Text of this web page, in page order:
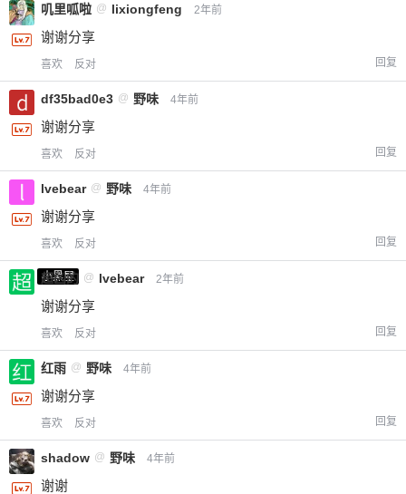
2 元 5 元 10 元
¥
叽里呱啦 @ lixiongfeng 2年前
谢谢分享
喜欢 反对 回复
df35bad0e3 @ 野味 4年前
谢谢分享
喜欢 反对 回复
lvebear @ 野味 4年前
谢谢分享
喜欢 反对 回复
小黑屋
超凶的 @ lvebear 2年前
谢谢分享
喜欢 反对 回复
红雨 @ 野味 4年前
谢谢分享
喜欢 反对 回复
shadow @ 野味 4年前
谢谢